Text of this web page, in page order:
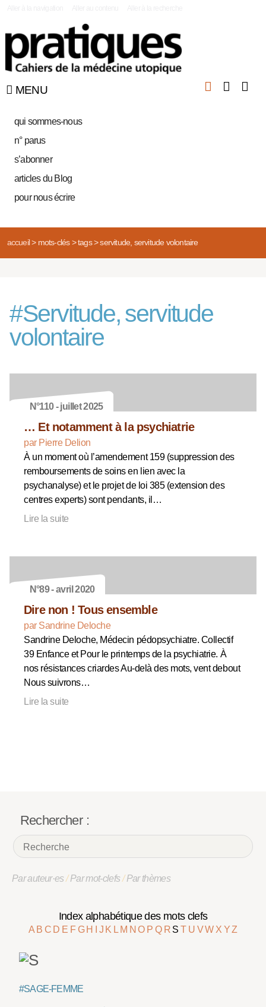
MENU
qui sommes-nous
n° parus
s’abonner
articles du Blog
pour nous écrire
accueil> mots-clés> tags> servitude, servitude volontaire
#Servitude, servitude
volontaire
N°110 - juillet 2025
… Et notamment à la psychiatrie
par Pierre Delion
À un moment où l’amendement 159 (suppression des
remboursements de soins en lien avec la
psychanalyse) et le projet de loi 385 (extension des
centres experts) sont pendants, il…
Lire la suite
N°89 - avril 2020
Dire non ! Tous ensemble
par Sandrine Deloche
Sandrine Deloche, Médecin pédopsychiatre. Collectif
39 Enfance et Pour le printemps de la psychiatrie. À
nos résistances criardes Au-delà des mots, vent debout
Nous suivrons…
Lire la suite
Rechercher :
Par auteur·es/Par mot-clefs/Par thèmes
Index alphabétique des mots clefs
A B C D E F G H J K L M NO P Q R ST U VW X YZ
#SAGE-FEMME